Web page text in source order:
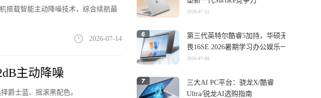
搭载智能主动降噪技术，综合续航最
2026-07-14
主动降噪
爵士蓝、摇滚黑配色。
2026-07-15
第三代英特尔酷睿5加持，华硕无
畏16SE 2026暑期学习办公娱乐一
机搞定
2026-07-08
三大AI PC平台：骁龙X/酷睿
Ultra/锐龙AI选购指南